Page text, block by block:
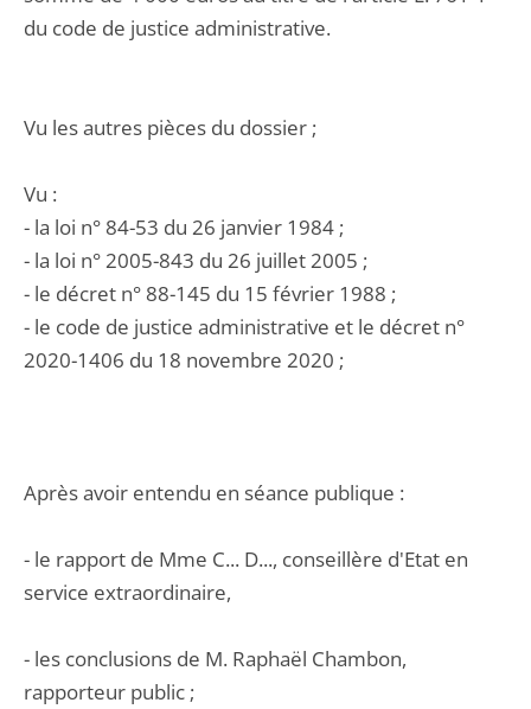
du code de justice administrative.
Vu les autres pièces du dossier ;
Vu :
- la loi n° 84-53 du 26 janvier 1984 ;
- la loi n° 2005-843 du 26 juillet 2005 ;
- le décret n° 88-145 du 15 février 1988 ;
- le code de justice administrative et le décret n°
2020-1406 du 18 novembre 2020 ;
Après avoir entendu en séance publique :
- le rapport de Mme C... D..., conseillère d'Etat en
service extraordinaire,
- les conclusions de M. Raphaël Chambon,
rapporteur public ;